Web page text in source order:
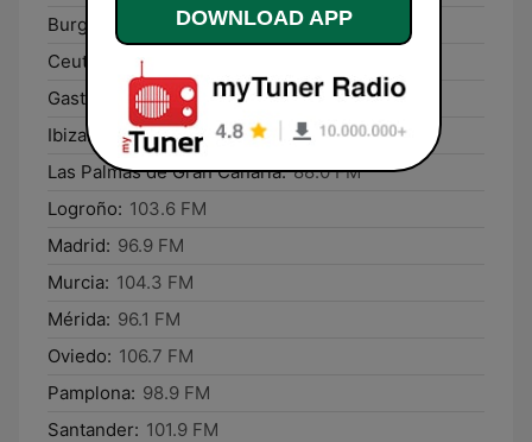
Burgos:
90.7 FM
Ceuta:
96.8 FM
Gasteiz / Vitoria: 95.3 FM
Ibiza:
104.8 FM
Las Palmas de Gran Canaria: 88.0 FM
Logroño: 103.6 FM
Madrid: 96.9 FM
Murcia: 104.3 FM
Mérida: 96.1 FM
Oviedo: 106.7 FM
Pamplona: 98.9 FM
Santander: 101.9 FM
DOWNLOAD APP